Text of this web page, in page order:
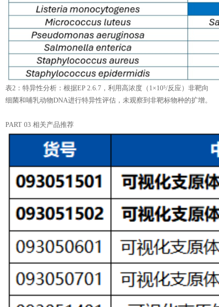
表2：特异性分析：根据EP 2.6.7，利用高浓度（1×10⁵/反应）非靶向
细菌和哺乳动物DNA进行特异性评估，未观察到非靶标物种的扩增。
PART 03 相关产品推荐